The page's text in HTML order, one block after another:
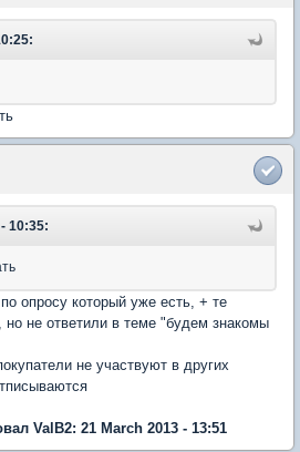
10:35:
опросу который уже есть, + те
но не ответили в теме "будем знакомы
не участвуют в других
ValB2: 21 March 2013 - 13:51